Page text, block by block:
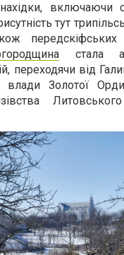
включаючи
тут
стала
переходячи від
влади Золотої